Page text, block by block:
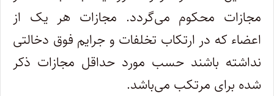
مجازات محکوم می‌گردد. مجازات هر یک از
اعضاء که در ارتکاب تخلفات و جرایم فوق دخالتی
نداشته باشند حسب مورد حداقل مجازات ذکر
شده برای مرتکب می‌باشد.